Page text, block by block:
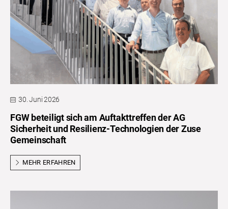
30. Juni 2026
FGW beteiligt sich am Auftakttreffen der AG
Sicherheit und Resilienz-Technologien der Zuse
Gemeinschaft
MEHR ERFAHREN